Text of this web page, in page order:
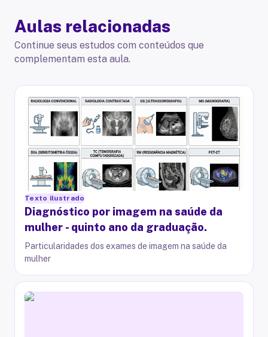
Aulas relacionadas
Continue seus estudos com conteúdos que
complementam esta aula.
Texto ilustrado
Diagnóstico por imagem na saúde da
mulher - quinto ano da graduação.
Particularidades dos exames de imagem na saúde da
mulher